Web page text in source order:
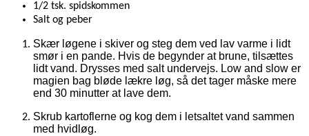
1/2 tsk. spidskommen
Salt og peber
Skær løgene i skiver og steg dem ved lav varme i lidt
smør i en pande. Hvis de begynder at brune, tilsættes
lidt vand. Drysses med salt undervejs. Low and slow er
magien bag bløde lækre løg, så det tager måske mere
end 30 minutter at lave dem.
Skrub kartoflerne og kog dem i letsaltet vand sammen
med hvidløg.